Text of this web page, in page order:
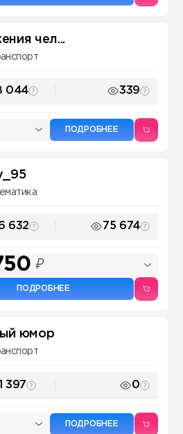
чел...
044 339
ПОДРОБНЕЕ
632 75 674
₽
ПОДРОБНЕЕ
юмор
397 0
ПОДРОБНЕЕ